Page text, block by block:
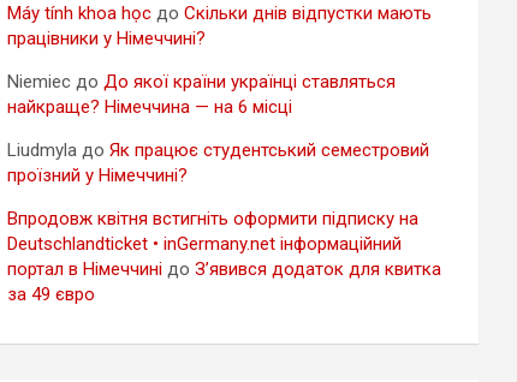
Máy tính khoa học доСкільки днів відпустки мають
працівники у Німеччині?
Niemiec доДо якої країни українці ставляться
найкраще? Німеччина — на 6 місці
Liudmyla доЯк працює студентський семестровий
проїзний у Німеччині?
Впродовж квітня встигніть оформити підписку на
Deutschlandticket • inGermany.net інформаційний
портал в Німеччині доЗ’явився додаток для квитка
за 49 євро